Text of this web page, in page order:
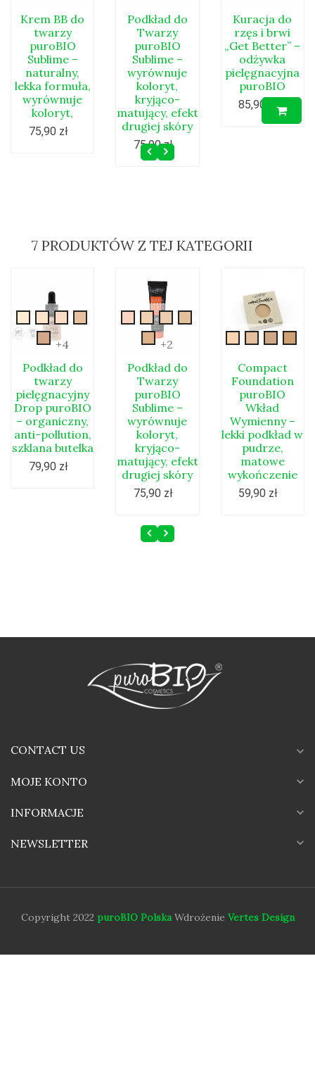
cream-
01
cream-
02
cream-
03
cream-
Krem BB do
twarzy
puroBIO
Sublime –
naturalny,
lekka formuła,
wyrównuje
koloryt,
75,90 zł
05
Podkład do
Twarzy
puroBIO
Sublime –
wyrównuje
koloryt,
kryjąco-
matujący, efekt
drugiej skóry
75,90 zł
Kuracja do
rzęs i brwi
„Get Better” –
odżywka
pielęgnacyjna
puroBIO
85,90 zł
7 PRODUKTÓW Z TEJ KATEGORII
Drop-
00y
Drop-
00Drop-
+4
Podkład do
twarzy
pielęgnacyjny
Drop puroBIO
– organiczny,
anti-pollution,
szklana butelka
79,90 zł
New-
sublime-
New-
sublime-
02
03
sublime-
New-
sublime-
05
+2
Podkład do
Twarzy
puroBIO
Sublime –
wyrównuje
koloryt,
kryjąco-
matujący, efekt
drugiej skóry
75,90 zł
Compact
Foundation
puroBIO
Wkład
Wymienny –
lekki podkład w
pudrze,
matowe
wykończenie
59,90 zł
CONTACT US expand_more
MOJE KONTO expand_more
INFORMACJE expand_more
NEWSLETTER expand_more
Copyright 2022 puroBIO PolskaWdrożenie Vertes Design